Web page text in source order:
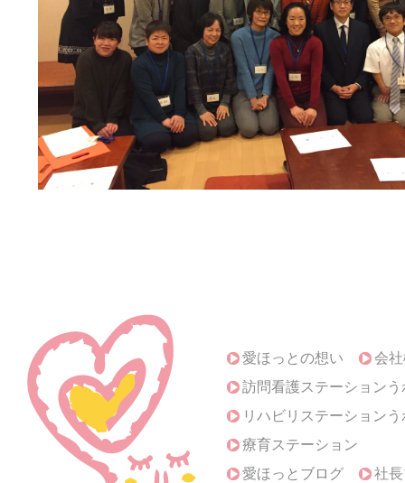
愛ほっとの想い
会
訪問看護ステーションう
リハビリステーション
療育ステーション
愛ほっとブログ
社